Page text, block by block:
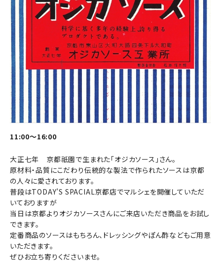
11:00～16:00
大正七年 京都祇園で生まれた「オジカソース」さん。
原材料・品質にこだわり伝統的な製法で作られたソースは京都
の人々に愛されております。
普段はTODAY’S SPACIAL京都店でマルシェを開催していただ
いておりますが
当日は京都よりオジカソースさんにご来店いただき商品をお試し
できます。
定番商品のソースはもちろん、ドレッシングやぽん酢などもご用意
いただきます。
ぜひお立ち寄りくださいませ。